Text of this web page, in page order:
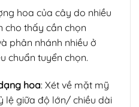
hoa của cây do nhiều
cho thấy cần chọn
phân nhánh nhiều ở
chuẩn tuyển chọn.
hoa: Xét về mặt mỹ
lệ giữa độ lớn/ chiều dài